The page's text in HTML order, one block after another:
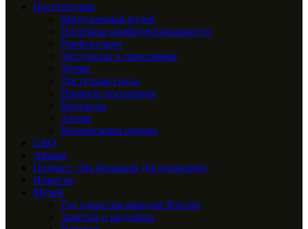
Посетителям
Виртуальный музей
Политика конфиденциальности
Прейскурант
Экскурсии и программы
Детям
Доступная среда
Правила посещения
Контакты
Архив
Независимая оценка
СВО
Афиша
Подкаст «На Большой Догадинской»
Новости
Музей
Год единства народов России
Заметки о шедеврах